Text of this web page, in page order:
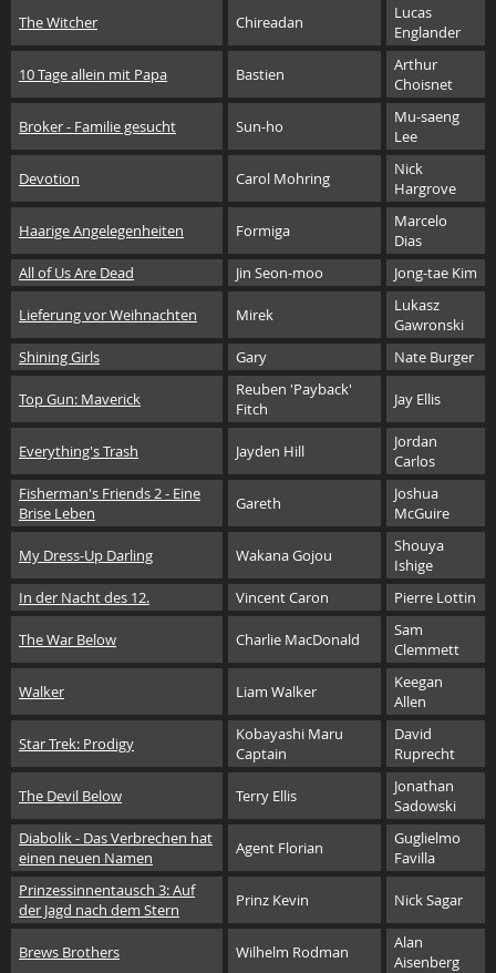
The Witcher Chireadan
Lucas
Englander
10 Tage allein mit Papa Bastien
Arthur
Choisnet
Broker - Familie gesucht Sun-ho
Mu-saeng
Lee
Devotion Carol Mohring
Nick
Hargrove
Haarige Angelegenheiten Formiga
Marcelo
Dias
All of Us Are Dead
Jin Seon-moo Jong-tae Kim
Lieferung vor Weihnachten Mirek
Lukasz
Gawronski
Shining Girls
Gary Nate Burger
Top Gun: Maverick
Reuben 'Payback'
Fitch
Jay Ellis
Everything's Trash Jayden Hill
Jordan
Carlos
Fisherman's Friends 2 - Eine
Brise Leben
Gareth
Joshua
McGuire
My Dress-Up Darling Wakana Gojou
Shouya
Ishige
In der Nacht des 12.
Vincent Caron Pierre Lottin
The War Below Charlie MacDonald
Sam
Clemmett
Walker Liam Walker
Keegan
Allen
Star Trek: Prodigy
Kobayashi Maru
Captain
David
Ruprecht
The Devil Below Terry Ellis
Jonathan
Sadowski
Diabolik - Das Verbrechen hat
einen neuen Namen
Agent Florian
Guglielmo
Favilla
Prinzessinnentausch 3: Auf
der Jagd nach dem Stern
Prinz Kevin Nick Sagar
Brews Brothers Wilhelm Rodman
Alan
Aisenberg